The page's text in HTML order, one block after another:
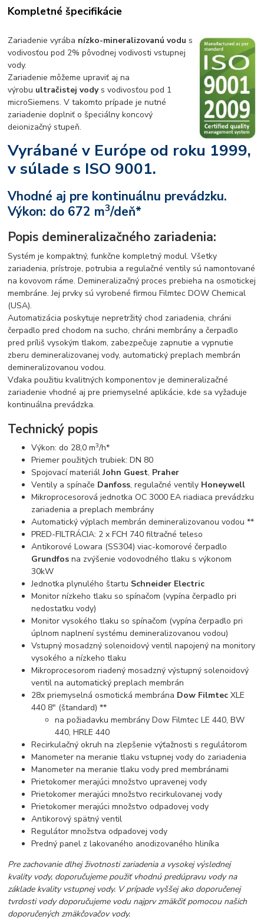
Kompletné špecifikácie
Zariadenie vyrába nízko-mineralizovanú vodu s
vodivosťou pod 2% pôvodnej vodivosti vstupnej
vody.
Zariadenie môžeme upraviť aj na
výrobu ultračistej vody s vodivosťou pod 1
microSiemens. V takomto prípade je nutné
zariadenie doplniť o špeciálny koncový
deionizačný stupeň.
Vyrábané v Európe od roku 1999,
v súlade s ISO 9001.
Vhodné aj pre kontinuálnu prevádzku.
Výkon: do 672 m3/deň*
Popis demineralizačného zariadenia:
Systém je kompaktný, funkčne kompletný modul. Všetky
zariadenia, prístroje, potrubia a regulačné ventily sú namontované
na kovovom ráme. Demineralizačný proces prebieha na osmotickej
membráne. Jej prvky sú vyrobené firmou Filmtec DOW Chemical
(USA).
Automatizácia poskytuje nepretržitý chod zariadenia, chráni
čerpadlo pred chodom na sucho, chráni membrány a čerpadlo
pred príliš vysokým tlakom, zabezpečuje zapnutie a vypnutie
zberu demineralizovanej vody, automatický preplach membrán
demineralizovanou vodou.
Vďaka použitiu kvalitných komponentov je demineralizačné
zariadenie vhodné aj pre priemyselné aplikácie, kde sa vyžaduje
kontinuálna prevádzka.
Technický popis
Výkon: do 28,0 m3/h*
Priemer použitých trubiek: DN 80
Spojovací materiálJohn Guest, Praher
Ventily a spínače Danfoss, regulačné ventily Honeywell
Mikroprocesorová jednotka OC 3000 EA riadiaca prevádzku
zariadenia a preplach membrány
Automatický výplach membrán demineralizovanou vodou **
PRED-FILTRÁCIA: 2 x FCH 740 filtračné teleso
Antikorové Lowara (SS304) viac-komorové čerpadlo
Grundfosna zvýšenie vodovodného tlaku s výkonom
30kW
Jednotka plynulého štartu Schneider Electric
Monitor nízkeho tlaku so spínačom (vypína čerpadlo pri
nedostatku vody)
Monitor vysokého tlaku so spínačom (vypína čerpadlo pri
úplnom naplnení systému demineralizovanou vodou)
Vstupný mosadzný solenoidový ventil napojený na monitory
vysokého a nízkeho tlaku
Mikroprocesorom riadený mosadzný výstupný solenoidový
ventil na automatický preplach membrán
28x priemyselná osmotická membrána Dow Filmtec XLE
440 8" (štandard) **
na požiadavku membrány Dow Filmtec LE 440, BW
440, HRLE 440
Recirkulačný okruh na zlepšenie výťažnosti s regulátorom
Manometer na meranie tlaku vstupnej vody do zariadenia
Manometer na meranie tlaku vody pred membránami
Prietokomer merajúci množstvo upravenej vody
Prietokomer merajúci množstvo recirkulovanej vody
Prietokomer merajúci množstvo odpadovej vody
Antikorový spätný ventil
Regulátor množstva odpadovej vody
Predný panel z lakovaného anodizovaného hliníka
Pre zachovanie dlhej životnosti zariadenia a vysokej výslednej
kvality vody, doporučujeme použiť vhodnú predúpravu vody na
základe kvality vstupnej vody. V prípade vyššej ako doporučenej
tvrdosti vody doporučujeme vodu najprv zmäkčiť pomocou našich
doporučených zmäkčovačov vody.